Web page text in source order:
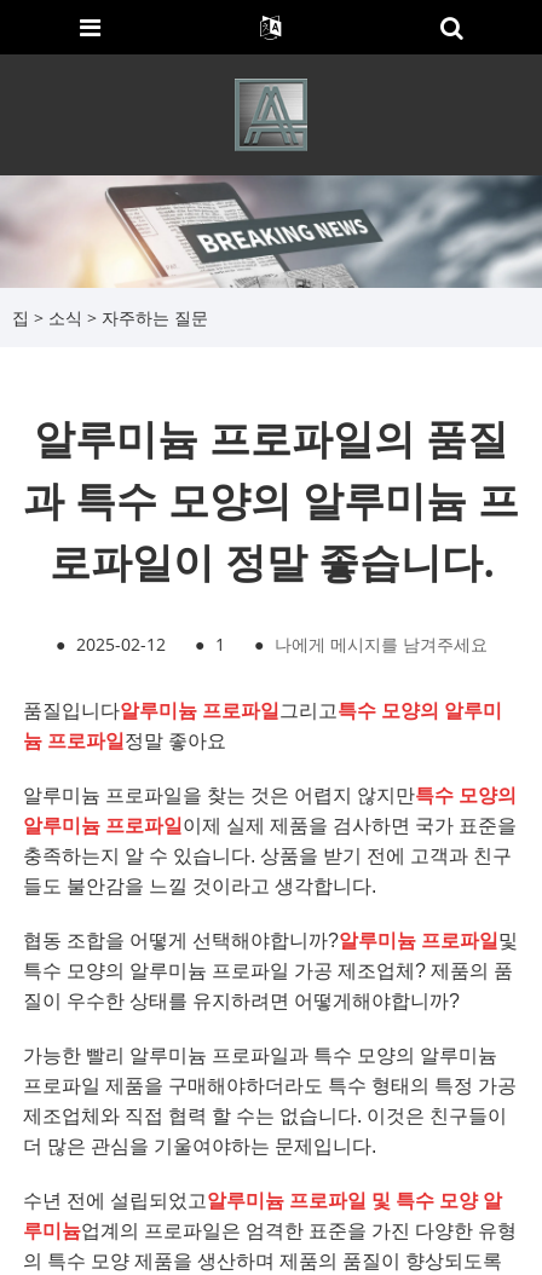
집 > 소식 > 자주하는 질문
알루미늄 프로파일의 품질
과 특수 모양의 알루미늄 프
로파일이 정말 좋습니다.
● 2025-02-12 ● 1 ● 나에게 메시지를 남겨주세요
품질입니다알루미늄 프로파일 그리고특수 모양의 알루미
늄 프로파일 정말 좋아요
알루미늄 프로파일을 찾는 것은 어렵지 않지만특수 모양의
알루미늄 프로파일 이제 실제 제품을 검사하면 국가 표준을
충족하는지 알 수 있습니다. 상품을 받기 전에 고객과 친구
들도 불안감을 느낄 것이라고 생각합니다.
협동 조합을 어떻게 선택해야합니까?알루미늄 프로파일 및
특수 모양의 알루미늄 프로파일 가공 제조업체? 제품의 품
질이 우수한 상태를 유지하려면 어떻게해야합니까?
가능한 빨리 알루미늄 프로파일과 특수 모양의 알루미늄
프로파일 제품을 구매해야하더라도 특수 형태의 특정 가공
제조업체와 직접 협력 할 수는 없습니다. 이것은 친구들이
더 많은 관심을 기울여야하는 문제입니다.
수년 전에 설립되었고알루미늄 프로파일 및 특수 모양 알
루미늄업계의 프로파일은 엄격한 표준을 가진 다양한 유형
의 특수 모양 제품을 생산하며 제품의 품질이 향상되도록